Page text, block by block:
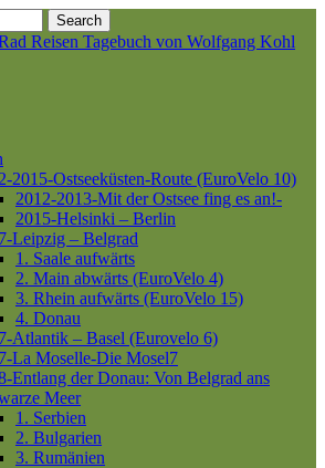
Search
2015-Ostseeküsten-Route (EuroVelo 10)
2012-2013-Mit der Ostsee fing es an!-
2015-Helsinki – Berlin
Leipzig – Belgrad
1. Saale aufwärts
2. Main abwärts (EuroVelo 4)
3. Rhein aufwärts (EuroVelo 15)
4. Donau
Atlantik – Basel (Eurovelo 6)
La Moselle-Die Mosel7
Entlang der Donau: Von Belgrad ans
Meer
1. Serbien
2. Bulgarien
3. Rumänien